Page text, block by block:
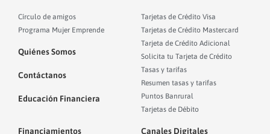
Círculo de amigos
Programa Mujer Emprende
Quiénes Somos
Contáctanos
Educación Financiera
Tarjetas de Crédito Visa
Tarjetas de Crédito Mastercard
Tarjeta de Crédito Adicional
Solicita tu Tarjeta de Crédito
Tasas y tarifas
Resumen tasas y tarifas
Puntos Banrural
Tarjetas de Débito
Financiamientos Canales Digitales